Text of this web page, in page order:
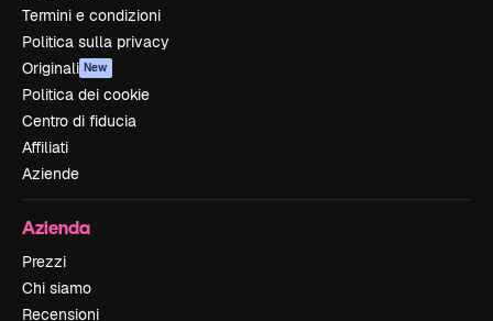
Termini e condizioni
Politica sulla privacy
Originali New
Politica dei cookie
Centro di fiducia
Affiliati
Aziende
Azienda
Prezzi
Chi siamo
Recensioni